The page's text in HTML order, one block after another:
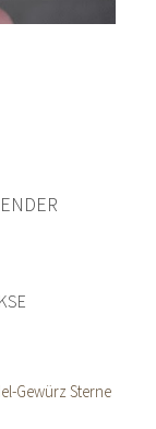
Gewürz Sterne